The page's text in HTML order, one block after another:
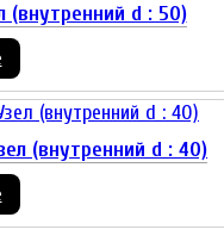
(внутренний d : 50)
(внутренний d : 40)